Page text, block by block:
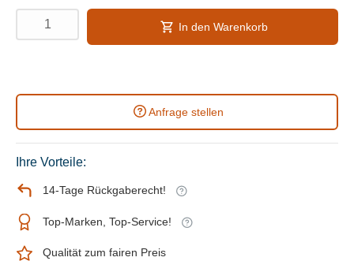
In den Warenkorb
Anfrage stellen
Ihre Vorteile:
14-Tage Rückgaberecht!
Top-Marken, Top-Service!
Qualität zum fairen Preis